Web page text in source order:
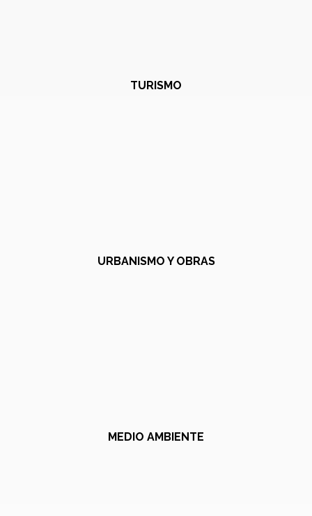
TURISMO
URBANISMO Y OBRAS
MEDIO AMBIENTE